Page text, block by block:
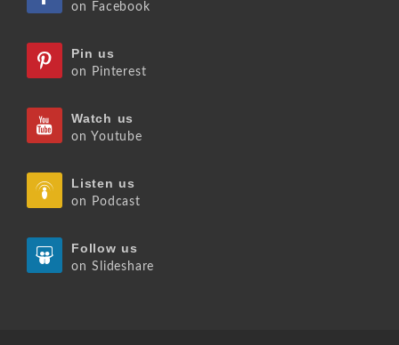
on Facebook
Pin us
on Pinterest
Watch us
on Youtube
Listen us
on Podcast
Follow us
on Slideshare